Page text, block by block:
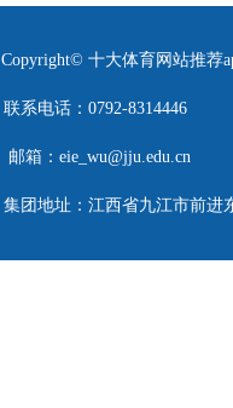
Copyright© 十大体育网站推荐
联系电话：0792-8314446
邮箱：eie_wu@jju.edu.cn
集团地址：江西省九江市前进